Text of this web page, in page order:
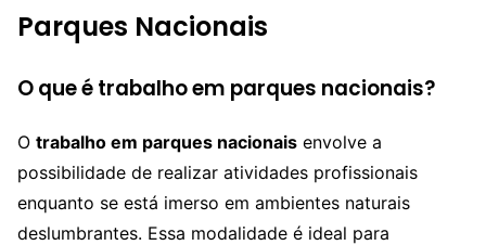
Parques Nacionais
O que é trabalho em parques nacionais?
O trabalho em parques nacionais envolve a
possibilidade de realizar atividades profissionais
enquanto se está imerso em ambientes naturais
deslumbrantes. Essa modalidade é ideal para